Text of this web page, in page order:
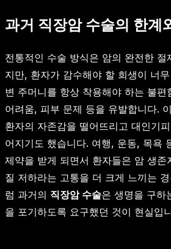
과거 직장암 수술의 한계
전통적인 수술 방식은 암의 완전한 절
지만, 환자가 감수해야 할 희생이 너
변 주머니를 항상 착용해야 하는 불편
어려움, 피부 문제 등을 유발합니다.
환자의 자존감을 떨어뜨리고 대인기
어지기도 했습니다. 여행, 운동, 목욕
제약을 받게 되면서 환자들은 암 생존
질 저하라는 고통을 더 크게 느끼는
럼 과거의 직장암 수술은 생명을 구하
을 포기하도록 요구했던 것이 현실입